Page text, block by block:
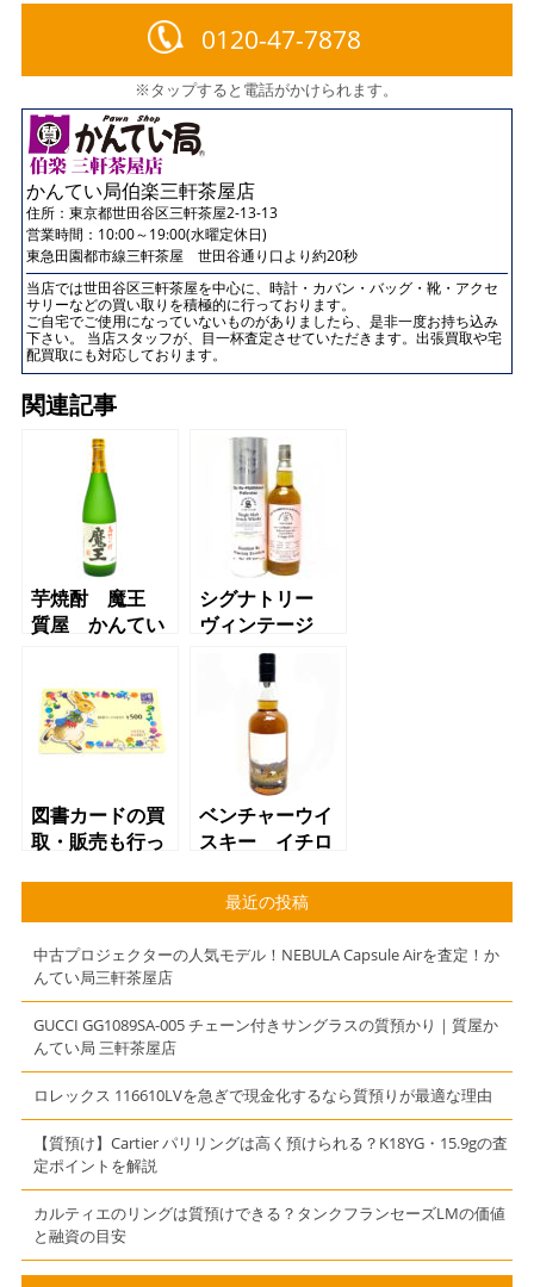
0120-47-7878
※タップすると電話がかけられます。
かんてい局伯楽三軒茶屋店
住所： 東京都世田谷区三軒茶屋2-13-13
営業時間：10:00～19:00(水曜定休日)
東急田園都市線三軒茶屋 世田谷通り口より約20秒
当店では世田谷区三軒茶屋を中心に、時計・カバン・バッグ・靴・アクセ
サリーなどの買い取りを積極的に行っております。
ご自宅でご使用になっていないものがありましたら、是非一度お持ち込み
下さい。 当店スタッフが、目一杯査定させていただきます。出張買取や宅
配買取にも対応しております。
関連記事
芋焼酎 魔王
質屋 かんてい
松陰神社前駅か
らお越しのお客
様より買取させ
シグナトリー
ヴィンテージ
シングルモルト
スコッチウイス
キー クライヌ
リッシュ
2008 バーボン
バレル 質屋
かんてい局 三
軒茶屋店（小田
らお越しのお客
様より買取させ
図書カードの買
取・販売も行っ
取】【三軒茶
屋】【かんてい
局】
ベンチャーウイ
スキー イチロ
ングルモルトウ
イスキー 秩父
スペシフィケー
度/700ml 質屋
かんてい局三軒
田谷線宮坂駅か
らお越しのお客
様より買取させ
て頂きました）
最近の投稿
中古プロジェクターの人気モデル！NEBULA Capsule Airを査定！か
んてい局三軒茶屋店
GUCCI GG1089SA-005 チェーン付きサングラスの質預かり｜質屋か
んてい局 三軒茶屋店
ロレックス 116610LVを急ぎで現金化するなら質預りが最適な理由
【質預け】Cartier パリリングは高く預けられる？K18YG・15.9gの査
定ポイントを解説
カルティエのリングは質預けできる？タンクフランセーズLMの価値
と融資の目安